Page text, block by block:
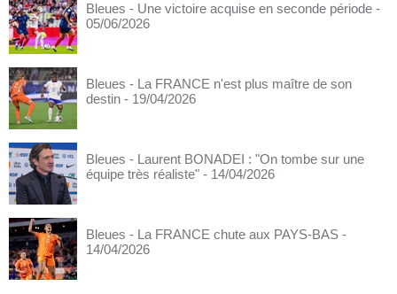
Bleues - Une victoire acquise en seconde période -
05/06/2026
Bleues - La FRANCE n'est plus maître de son
destin - 19/04/2026
Bleues - Laurent BONADEI : "On tombe sur une
équipe très réaliste" - 14/04/2026
Bleues - La FRANCE chute aux PAYS-BAS -
14/04/2026